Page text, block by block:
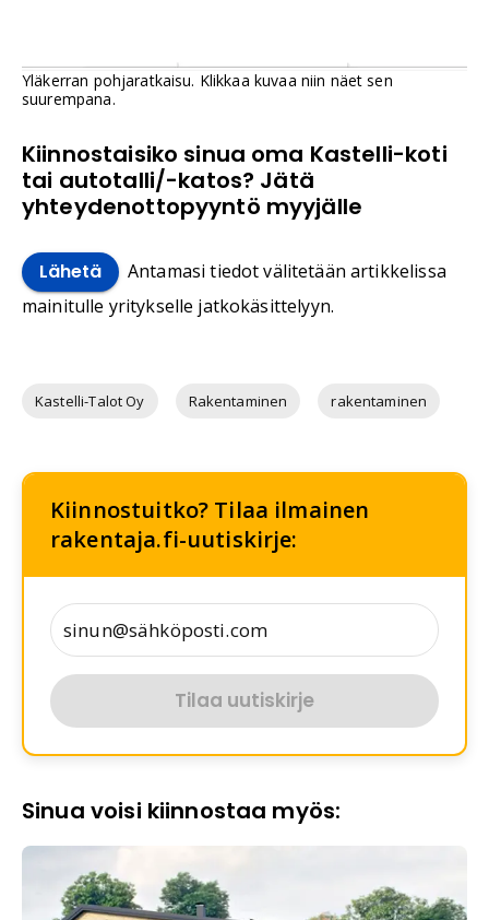
Yläkerran pohjaratkaisu. Klikkaa kuvaa niin näet sen
suurempana.
Kiinnostaisiko sinua oma Kastelli-koti
tai autotalli/-katos? Jätä
yhteydenottopyyntö myyjälle
Lähetä
Antamasi tiedot välitetään artikkelissa
mainitulle yritykselle jatkokäsittelyyn.
Kastelli-Talot Oy Rakentaminen rakentaminen
Kiinnostuitko? Tilaa ilmainen
rakentaja.fi-uutiskirje:
Tilaa uutiskirje
Sinua voisi kiinnostaa myös: